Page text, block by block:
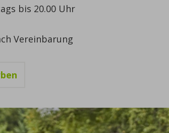
bis 20.00 Uhr
Vereinbarung